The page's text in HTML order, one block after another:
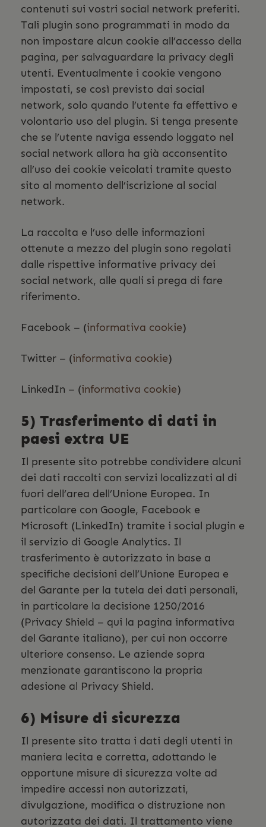
contenuti sui vostri social network preferiti.
Tali plugin sono programmati in modo da
non impostare alcun cookie all’accesso della
pagina, per salvaguardare la privacy degli
utenti. Eventualmente i cookie vengono
impostati, se così previsto dai social
network, solo quando l’utente fa effettivo e
volontario uso del plugin. Si tenga presente
che se l’utente naviga essendo loggato nel
social network allora ha già acconsentito
all’uso dei cookie veicolati tramite questo
sito al momento dell’iscrizione al social
network.
La raccolta e l’uso delle informazioni
ottenute a mezzo del plugin sono regolati
dalle rispettive informative privacy dei
social network, alle quali si prega di fare
riferimento.
Facebook – (informativa cookie)
Twitter – (informativa cookie)
LinkedIn – (informativa cookie)
5) Trasferimento di dati in
paesi extra UE
Il presente sito potrebbe condividere alcuni
dei dati raccolti con servizi localizzati al di
fuori dell’area dell’Unione Europea. In
particolare con Google, Facebook e
Microsoft (LinkedIn) tramite i social plugin e
il servizio di Google Analytics. Il
trasferimento è autorizzato in base a
specifiche decisioni dell’Unione Europea e
del Garante per la tutela dei dati personali,
in particolare la decisione 1250/2016
(Privacy Shield – qui la pagina informativa
del Garante italiano), per cui non occorre
ulteriore consenso. Le aziende sopra
menzionate garantiscono la propria
adesione al Privacy Shield.
6) Misure di sicurezza
Il presente sito tratta i dati degli utenti in
maniera lecita e corretta, adottando le
opportune misure di sicurezza volte ad
impedire accessi non autorizzati,
divulgazione, modifica o distruzione non
autorizzata dei dati. Il trattamento viene